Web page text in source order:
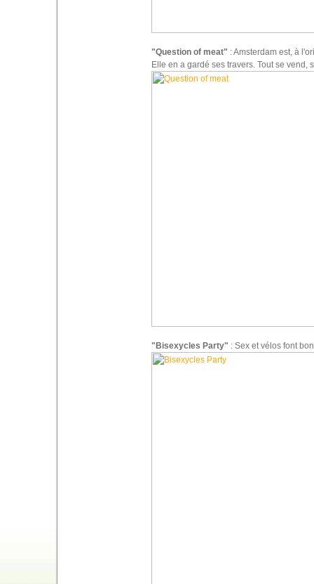
"Question of meat" : Amsterdam est, à
Elle en a gardé ses travers. Tout se vend,
"Bisexycles Party" : Sex et vélos font